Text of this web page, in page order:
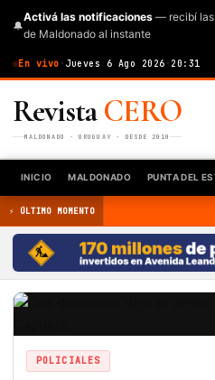
🔔
Activá las notificaciones — recibí
de Maldonado al instante
En vivo · Jueves 6 Ago 2026 · 20:31
RevistaCERO
MALDONADO · URUGUAY · DESDE 2010
INICIO MALDONADO PUNTA DEL
⚡ ÚLTIMO MOMENTO
POLICIALES